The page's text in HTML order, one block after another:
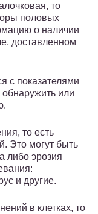
то
половых
о наличии
доставленном
с показателями
или
то есть
Это могут быть
либо эрозия
и другие.
в клетках, то